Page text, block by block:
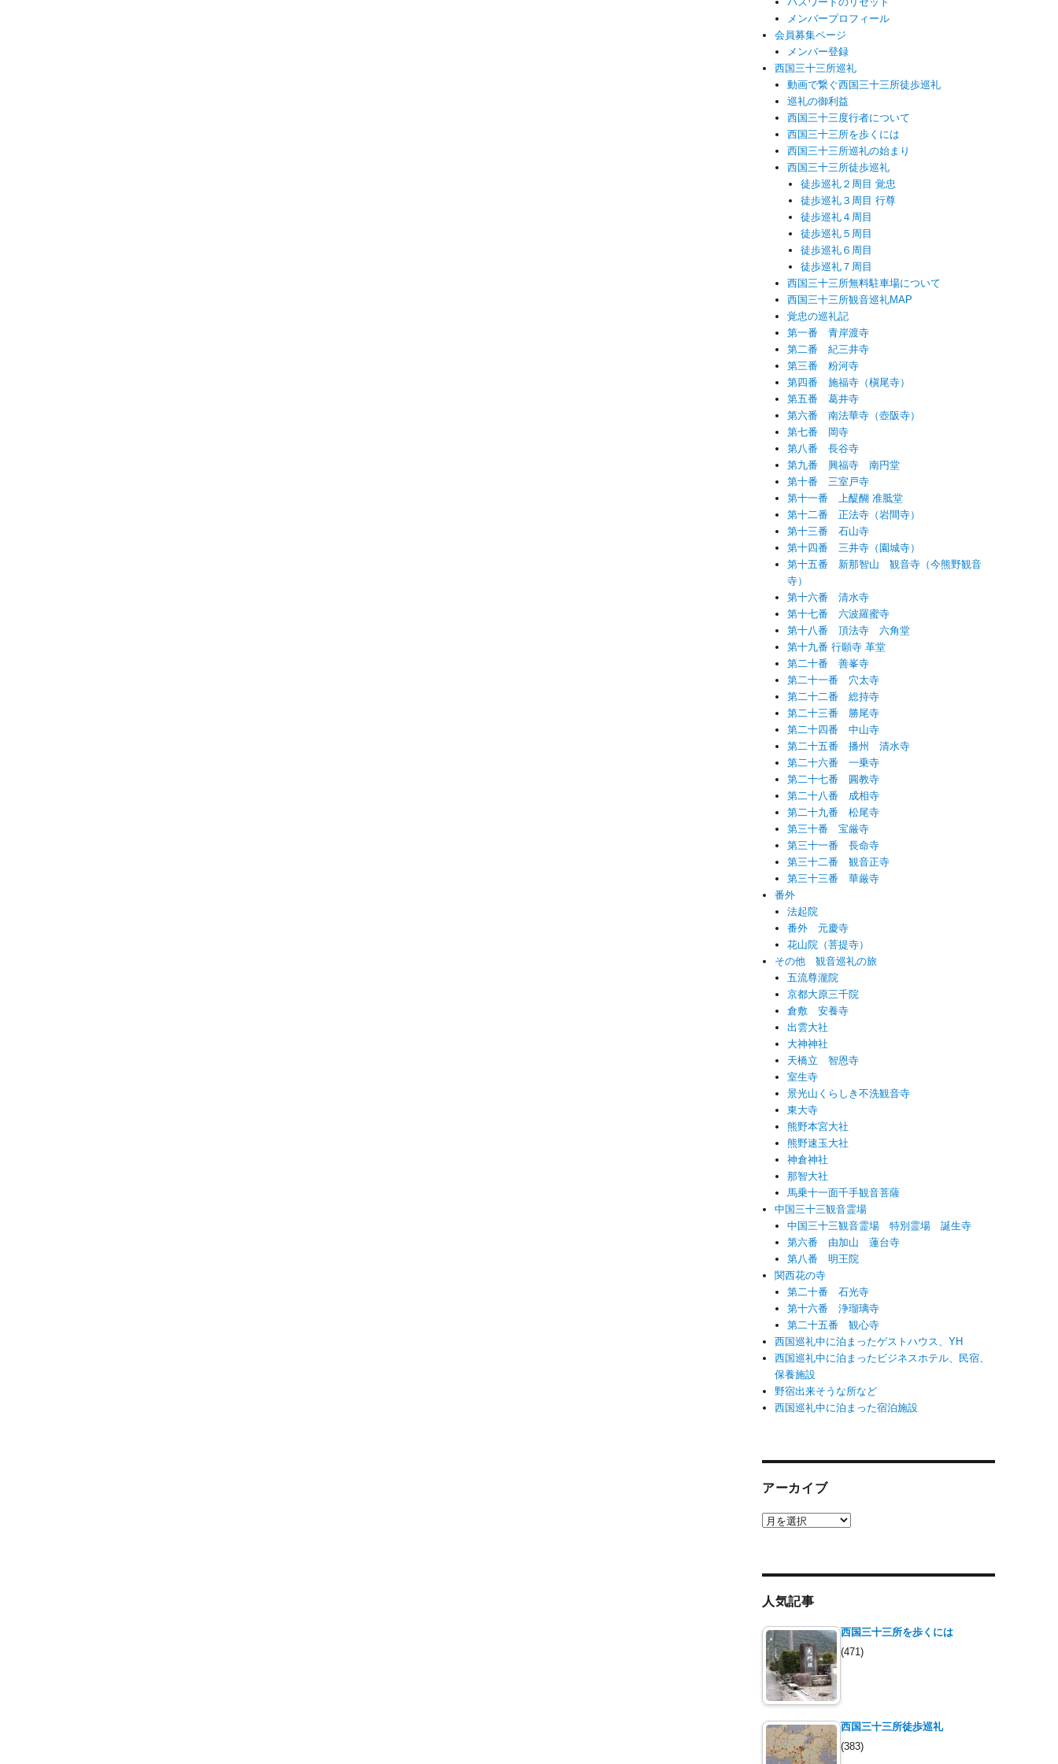
メンバープロフィール
会員募集ページ
メンバー登録
西国三十三所巡礼
動画で繋ぐ西国三十三所徒歩巡礼
巡礼の御利益
西国三十三度行者について
西国三十三所を歩くには
西国三十三所巡礼の始まり
西国三十三所徒歩巡礼
徒歩巡礼２周目 覚忠
徒歩巡礼３周目 行尊
徒歩巡礼４周目
徒歩巡礼５周目
徒歩巡礼６周目
徒歩巡礼７周目
西国三十三所無料駐車場について
西国三十三所観音巡礼MAP
覚忠の巡礼記
第一番 青岸渡寺
第二番 紀三井寺
第三番 粉河寺
第四番 施福寺（槇尾寺）
第五番 葛井寺
第六番 南法華寺（壺阪寺）
第七番 岡寺
第八番 長谷寺
第九番 興福寺 南円堂
第十番 三室戸寺
第十一番 上醍醐 准胝堂
第十二番 正法寺（岩間寺）
第十三番 石山寺
第十四番 三井寺（園城寺）
第十五番 新那智山 観音寺（今熊野観音
寺）
第十六番 清水寺
第十七番 六波羅蜜寺
第十八番 頂法寺 六角堂
第十九番 行願寺 革堂
第二十番 善峯寺
第二十一番 穴太寺
第二十二番 総持寺
第二十三番 勝尾寺
第二十四番 中山寺
第二十五番 播州 清水寺
第二十六番 一乗寺
第二十七番 圓教寺
第二十八番 成相寺
第二十九番 松尾寺
第三十番 宝厳寺
第三十一番 長命寺
第三十二番 観音正寺
第三十三番 華厳寺
番外
法起院
番外 元慶寺
花山院（菩提寺）
その他 観音巡礼の旅
五流尊瀧院
京都大原三千院
倉敷 安養寺
出雲大社
大神神社
天橋立 智恩寺
室生寺
景光山くらしき不洗観音寺
東大寺
熊野本宮大社
熊野速玉大社
神倉神社
那智大社
馬乗十一面千手観音菩薩
中国三十三観音霊場
中国三十三観音霊場 特別霊場 誕生寺
第六番 由加山 蓮台寺
第八番 明王院
関西花の寺
第二十番 石光寺
第十六番 浄瑠璃寺
第二十五番 観心寺
西国巡礼中に泊まったゲストハウス、YH
西国巡礼中に泊まったビジネスホテル、民宿、
保養施設
野宿出来そうな所など
西国巡礼中に泊まった宿泊施設
アーカイブ
ア
人気記事
西国三十三所を歩くには
(471)
西国三十三所徒歩巡礼
(383)